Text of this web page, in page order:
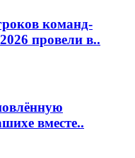
команд-
провели в..
вместе..